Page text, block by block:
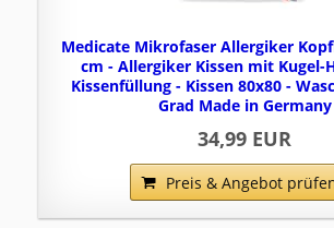
Medicate Mikrofaser Allergiker
cm - Allergiker Kissen mit Kugel-
Kissenfüllung - Kissen 80x80 -
Grad Made in Germany
34,99 EUR
Preis & Angebot